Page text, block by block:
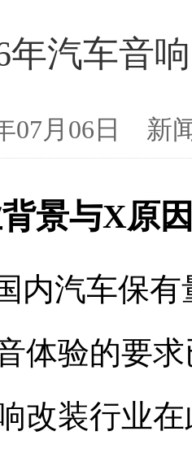
年汽车音
07月06日 新
景与X原
汽车保有
体验的要
改装行业